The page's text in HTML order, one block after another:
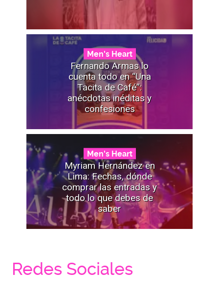
Men's Heart
Fernando Armas lo
cuenta todo en “Una
Tacita de Café”:
anécdotas inéditas y
confesiones
Men's Heart
Myriam Hernández en
Lima: Fechas, dónde
comprar las entradas y
todo lo que debes de
saber
Redes Sociales